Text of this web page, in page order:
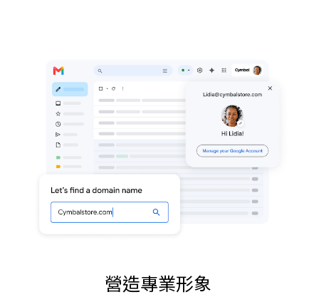
營造專業形象